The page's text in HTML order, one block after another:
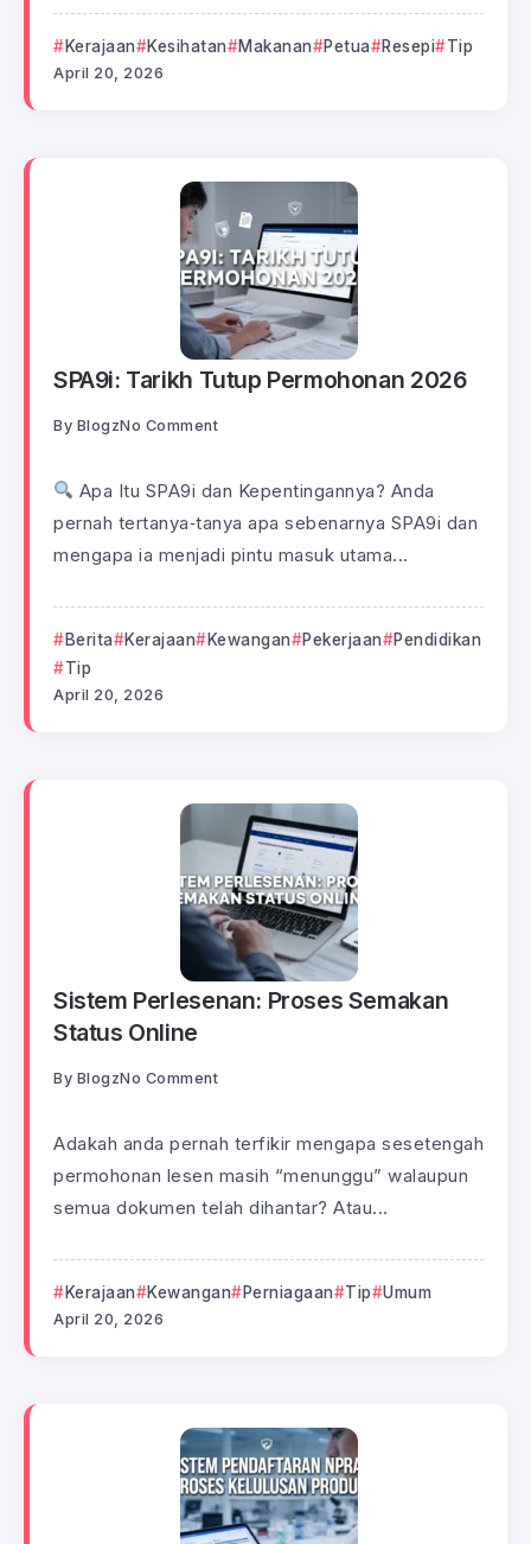
Kerajaan Kesihatan Makanan Petua Resepi Tip
April 20, 2026
SPA9i: Tarikh Tutup Permohonan 2026
By BlogzNo Comment
Apa Itu SPA9i dan Kepentingannya? Anda
pernah tertanya‑tanya apa sebenarnya SPA9i dan
mengapa ia menjadi pintu masuk utama...
Berita Kerajaan Kewangan Pekerjaan
Pendidikan
Tip
April 20, 2026
Sistem Perlesenan: Proses Semakan
Status Online
By BlogzNo Comment
Adakah anda pernah terfikir mengapa sesetengah
permohonan lesen masih “menunggu” walaupun
semua dokumen telah dihantar? Atau...
Kerajaan Kewangan Perniagaan Tip Umum
April 20, 2026